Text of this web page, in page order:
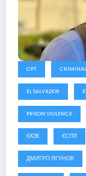
CPT CRIMINAL
EL SALVADOR
PRISON VIOLENCE
ЄКЗК ЄСПЛ
ДМИТРО ЯГУНОВ